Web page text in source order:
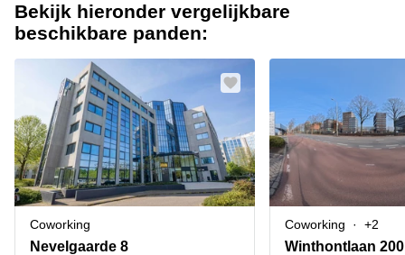
Kantoorruimten
Business
Flexplekken
Coworking
Spaces
Vergaderruimten
Virtueel
Kantoor
Bedrijfsruimte
Alkmaar
Amsterdam
Westpoort
Bergen
op
Zoom
Amersfoort
Breda
Kantoorruimte
in Breda
huren
Bergen
op
Zoom
Kantoor
huren
Tiel
Kantoor
huren
Over ons
Voeg je kantoorruimte toe
Huurprijs
Log in
Bekijk hieronder vergelijkbare
beschikbare panden:
Coworking
Nevelgaarde 8
Coworking +2
Winthontlaan 200